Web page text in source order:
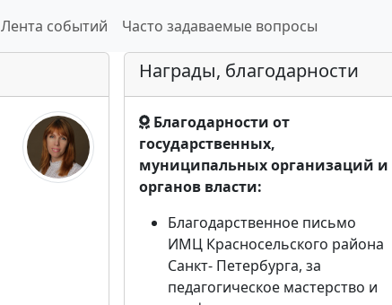
Лента событий Часто задаваемые вопросы
Награды, благодарности
Благодарности от
государственных,
муниципальных организаций и
органов власти:
Благодарственное письмо
ИМЦ Красносельского района
Санкт- Петербурга, за
педагогическое мастерство и